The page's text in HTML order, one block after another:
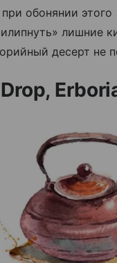
обонянии этого
лишние
десерт не